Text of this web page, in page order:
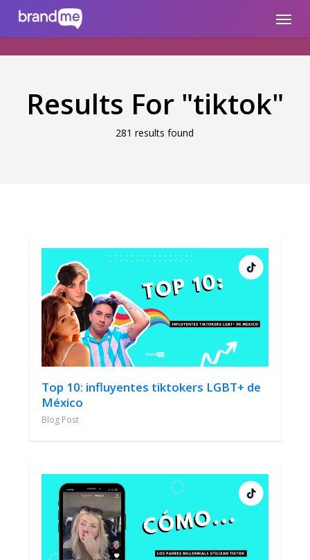
brandme.la Menu
Results For "tiktok"
281 results found
Top 10: influyentes tiktokers LGBT+ de
México
Blog Post